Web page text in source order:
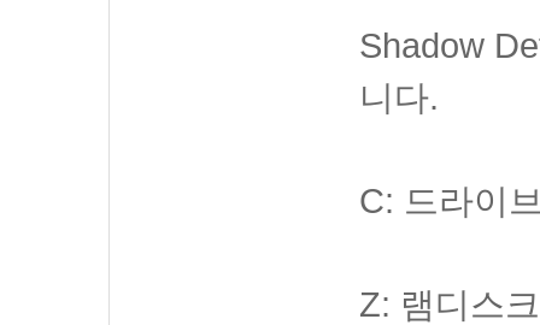
Shadow
니다.
C: 드라이
Z: 램디스